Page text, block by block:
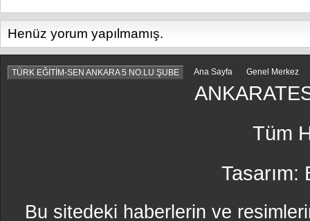
Henüz yorum yapılmamış.
TÜRK EĞİTİM-SEN ANKARA 5 NO.LU ŞUBE Ana Sayfa Genel Merkez
Tüm
Tasarım:
Bu sitedeki haberlerin ve